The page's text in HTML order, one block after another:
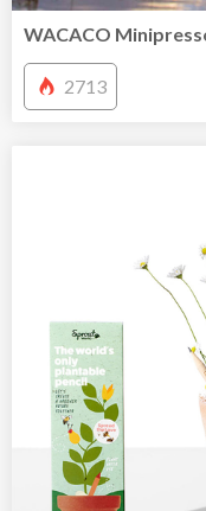
WACACO
2713